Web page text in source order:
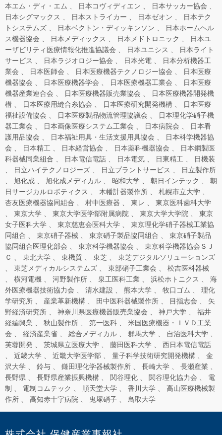
本エム・ディ・エム
日本コヴィディエン
日本サッカー協会
日本シグマックス
日本ストライカー 日本ゼオン
日本テク
トシステムズ
日本ベクトン・ディッキンソン
日本ホームヘル
ス機器協会
日本メディックス 日本メドトロニック
日本ユ
ーザビリティ医療情報化推進協議会
日本ユニシス
日本ライト
サービス
日本ラジオロジー協会 日本光電
日本分析機器工
業会
日本医師会 日本医療機器テクノロジー協会
日本医療
機器協会
日本医療機器学会 日本医療機器工業会
日本医療
機器産業連合会
日本医療機器販売業協会
日本医療機器開発機
構
日本医療用縫合糸協会 日本医療研究開発機構
日本医療
福祉設備協会
日本医療製品物流管理協議会
日本理化学硝子機
器工業会
日本画像医療システム工業会 日本病院会
日本看
護用品協会
日本福祉用具・生活支援用具協会
日本科学機器協
会
日本精工 日本経営協会 日本薬科機器協会
日本鋼製医
科器械同業組合
日本電信電話 日本電気 日東精工
日機装
日立ハイテクノロジーズ
日立プラントサービス
日立製作所
旭化成
旭化成メディカル 昭和大学 朝日インテック
朝
日サージカルロボティクス
木幡計器製作所
札幌市立大学
杏友医療機器協同組合
村中医療器 東レ
東京医科歯科大学
東京大学
東京大学医学部附属病院 東京大学大学院
東京
女子医科大学
東京慈恵会医科大学
東京理化学硝子器械工業協
同組合
東京硝子器械 東京硝子製品協同組合
東京硝子製品
協同組合医理化部会
東京科学機器協会
東京科学機器協会ＳＪ
Ｃ
東北大学 東機貿 東芝
東芝デジタルソリューションズ
東芝メディカルシステムズ
東部硝子工業会
松吉医科器械
横河電機
河野製作所 泉工医科工業 浜松ホトニクス
海
外医療機器技術協力会
清水建設 熊本大学 牧口ゴム
理化
学研究所
産業革新機構 田中医科器械製作所 目指志会
矢
野経済研究所
神奈川県医療機器販売業協会 神戸大学
福井
経編興業
秋山製作所 第一医科
米国医療機器・ＩＶＤ工業
会
経済産業省 総合メディカル 群馬大学
自治医科大学
芙蓉開発
茨城県立医療大学 藤田医科大学
西日本電信電話
近畿大学
近畿大学医学部 量子科学技術研究開発機構
金
沢大学
鈴与 鎌田理化学器械製作所 長崎大学
長瀬産業
長野県
長野県産業振興機構 関谷理化 関谷理化協力会
電
制
電制コムテック 順天堂大学 香川大学
高山医療機械製
作所
高知赤十字病院 鬼塚硝子 鳥取大学